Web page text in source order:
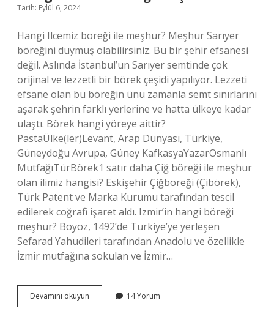
Tarih: Eylül 6, 2024
Hangi Ilcemiz böreği ile meşhur? Meşhur Sarıyer
böreğini duymuş olabilirsiniz. Bu bir şehir efsanesi
değil. Aslında İstanbul’un Sarıyer semtinde çok
orijinal ve lezzetli bir börek çeşidi yapılıyor. Lezzeti
efsane olan bu böreğin ünü zamanla semt sınırlarını
aşarak şehrin farklı yerlerine ve hatta ülkeye kadar
ulaştı. Börek hangi yöreye aittir?
PastaÜlke(ler)Levant, Arap Dünyası, Türkiye,
Güneydoğu Avrupa, Güney KafkasyaYazarOsmanlı
MutfağıTürBörek1 satır daha Çiğ böreği ile meşhur
olan ilimiz hangisi? Eskişehir Çiğböreği (Çibörek),
Türk Patent ve Marka Kurumu tarafından tescil
edilerek coğrafi işaret aldı. Izmir’in hangi böreği
meşhur? Boyoz, 1492’de Türkiye’ye yerleşen
Sefarad Yahudileri tarafından Anadolu ve özellikle
İzmir mutfağına sokulan ve İzmir…
Devamını okuyun
Ilimizin
14 Yorum